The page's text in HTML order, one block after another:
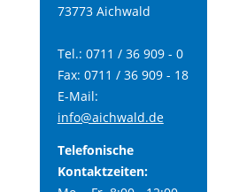
73773 Aichwald
Tel.: 0711 / 36 909 - 0
Fax: 0711 / 36 909 - 18
E-Mail:
info@aichwald.de
Telefonische
Kontaktzeiten: